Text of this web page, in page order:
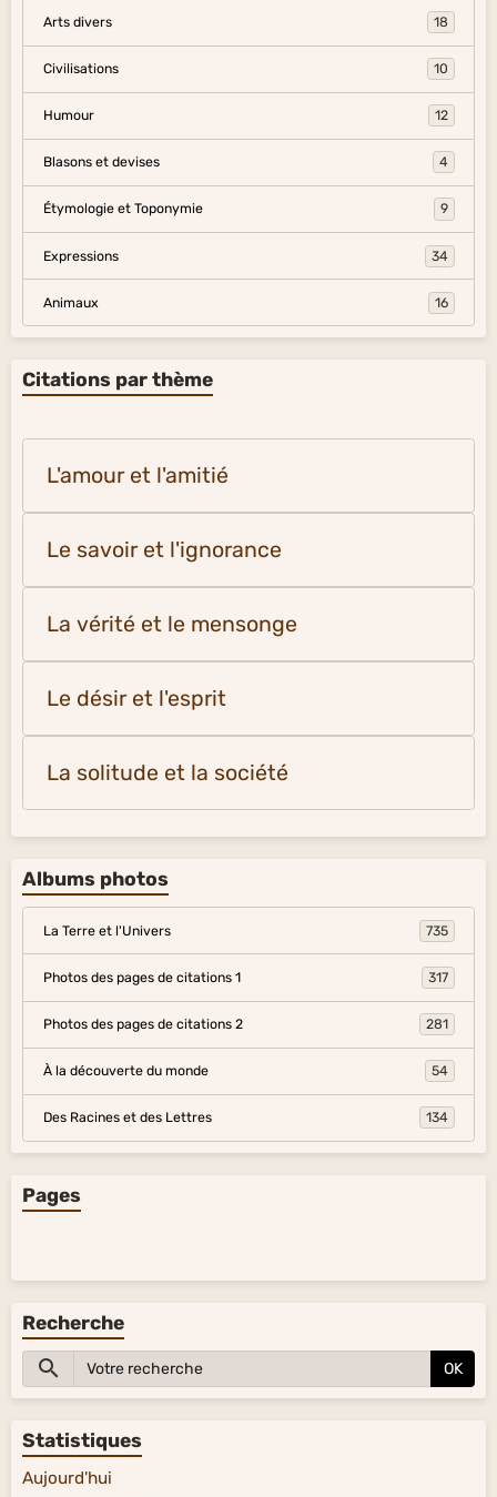
Arts divers 18
Civilisations 10
Humour 12
Blasons et devises 4
Étymologie et Toponymie 9
Expressions 34
Animaux 16
Citations par thème
L'amour et l'amitié
Le savoir et l'ignorance
La vérité et le mensonge
Le désir et l'esprit
La solitude et la société
Albums photos
La Terre et l'Univers 735
Photos des pages de citations 1 317
Photos des pages de citations 2 281
À la découverte du monde 54
Des Racines et des Lettres 134
Pages
Recherche
OK
Statistiques
Aujourd'hui